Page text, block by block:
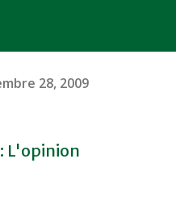
28, 2009
L'opinion